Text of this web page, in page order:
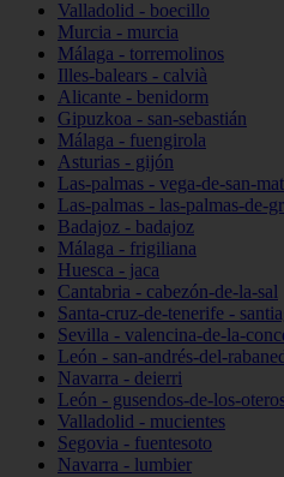
Valladolid - boecillo
Murcia - murcia
Málaga - torremolinos
Illes-balears - calvià
Alicante - benidorm
Gipuzkoa - san-sebastián
Málaga - fuengirola
Asturias - gijón
Las-palmas - vega-de-san-
Las-palmas - las-palmas-de-
Badajoz - badajoz
Málaga - frigiliana
Huesca - jaca
Cantabria - cabezón-de-la-sal
Santa-cruz-de-tenerife -
Sevilla - valencina-de-la-
León - san-andrés-del-
Navarra - deierri
León - gusendos-de-los-
Valladolid - mucientes
Segovia - fuentesoto
Navarra - lumbier